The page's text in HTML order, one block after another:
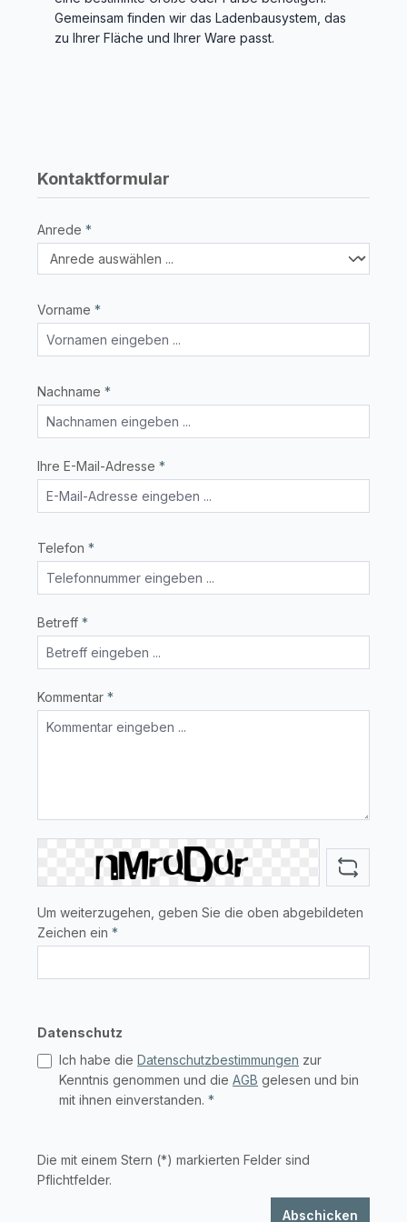
Gemeinsam finden wir das Ladenbausystem, das
zu Ihrer Fläche und Ihrer Ware passt.
Kontaktformular
Anrede *
Vorname *
Nachname *
Ihre E-Mail-Adresse *
Telefon *
Betreff *
Kommentar *
Um weiterzugehen, geben Sie die oben abgebildeten
Zeichen ein *
Datenschutz
Ich habe die Datenschutzbestimmungen zur
Kenntnis genommen und die AGB gelesen und bin
mit ihnen einverstanden. *
Die mit einem Stern (*) markierten Felder sind
Pflichtfelder.
Abschicken